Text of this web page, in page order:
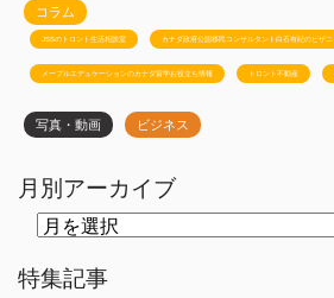
コラム
JSSのトロント生活相談室 カナダ政府公認移民コンサルタント白石有紀のビザニ
メープルエデュケーションのカナダ留学お役立ち情報 トロント不動産
写真・動画 ビジネス
月別アーカイブ
ー
カ
特集記事